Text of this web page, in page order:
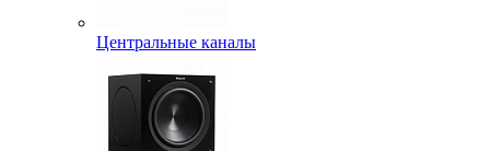
Центральные каналы